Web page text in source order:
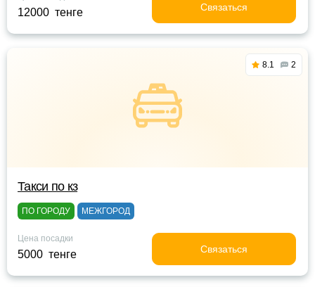
12000 тенге Связаться
8.1 2
Такси по кз
ПО ГОРОДУ МЕЖГОРОД
Цена посадки
5000 тенге Связаться